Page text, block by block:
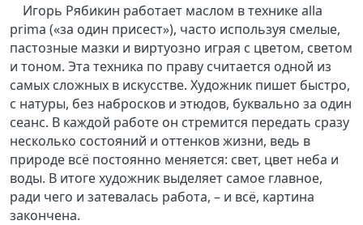
Игорь Рябикин работает маслом в технике alla
prima («за один присест»), часто используя смелые,
пастозные мазки и виртуозно играя с цветом, светом
и тоном. Эта техника по праву считается одной из
самых сложных в искусстве. Художник пишет быстро,
с натуры, без набросков и этюдов, буквально за один
сеанс. В каждой работе он стремится передать сразу
несколько состояний и оттенков жизни, ведь в
природе всё постоянно меняется: свет, цвет неба и
воды. В итоге художник выделяет самое главное,
ради чего и затевалась работа, – и всё, картина
закончена.